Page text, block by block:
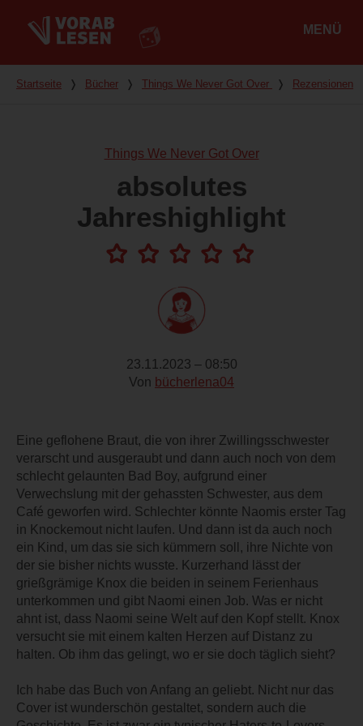
MENÜ
Du bist hier
Startseite ❭ Bücher ❭ Things We Never Got Over ❭ Rezensionen
Things We Never Got Over
absolutes
Jahreshighlight
23.11.2023 – 08:50
Von bücherlena04
Eine geflohene Braut, die von ihrer Zwillingsschwester
verarscht und ausgeraubt und dann auch noch von dem
schlecht gelaunten Bad Boy, aufgrund einer
Verwechslung mit der gehassten Schwester, aus dem
Café geworfen wird. Schlechter könnte Naomis erster Tag
in Knockemout nicht laufen. Und dann ist da auch noch
ein Kind, um das sie sich kümmern soll, ihre Nichte von
der sie bisher nichts wusste. Kurzerhand lässt der
grießgrämige Knox die beiden in seinem Ferienhaus
unterkommen und gibt Naomi einen Job. Was er nicht
ahnt ist, dass Naomi seine Welt auf den Kopf stellt. Knox
versucht sie mit einem kalten Herzen auf Distanz zu
halten. Ob ihm das gelingt, wo er sie doch täglich sieht?
Ich habe das Buch von Anfang an geliebt. Nicht nur das
Cover ist wunderschön gestaltet, sondern auch die